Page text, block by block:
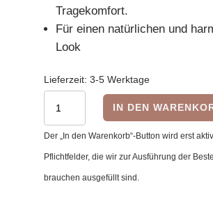
Tragekomfort.
Für einen natürlichen und
Look
Lieferzeit: 3-5 Werktage
Ohrringe,
Mandala
5
Menge
IN DEN
Der „In den Warenkorb“-Button wird erst
Pflichtfelder, die wir zur Ausführung der
brauchen ausgefüllt sind.